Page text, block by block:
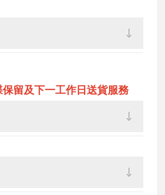
留及下一工作日送貨服務